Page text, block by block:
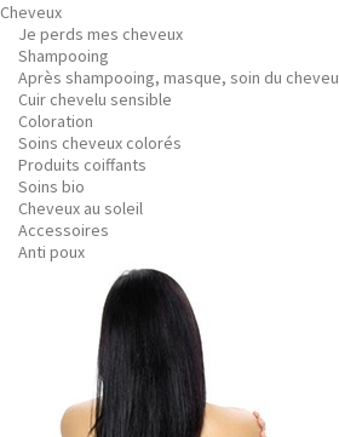
Cheveux
Je perds mes cheveux
Shampooing
Après shampooing, masque, soin du cheveu
Cuir chevelu sensible
Coloration
Soins cheveux colorés
Produits coiffants
Soins bio
Cheveux au soleil
Accessoires
Anti poux